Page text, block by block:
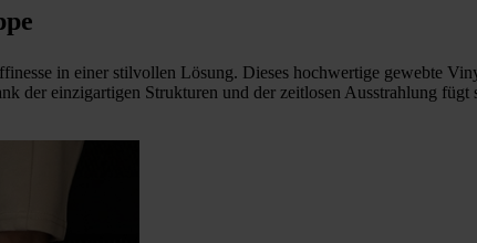
in einer stilvollen Lösung. Dieses hochwertige gewebte
der einzigartigen Strukturen und der zeitlosen Ausstrahlung